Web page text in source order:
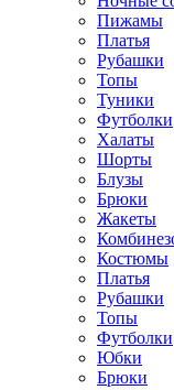
Пижамы
Платья
Рубашки
Топы
Туники
Футболки
Халаты
Шорты
Блузы
Брюки
Жакеты
Костюмы
Платья
Рубашки
Топы
Футболки
Юбки
Брюки